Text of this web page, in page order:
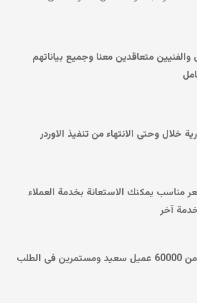
متعاقدين معنا وجميع بياناتهم
خلال وحتى الانتهاء من تنفيذ الاوردر
مناسب يمكنك الاستعانة بخدمة العملاء
آخر
نخدم اكثر من 60000 عميل سعيد ومستمرين فى الطلب